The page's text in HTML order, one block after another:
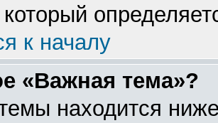
к началу
«Важная тема»?
находится